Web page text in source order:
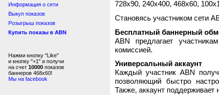
Информация о сети
Выкуп показов
Розыгрыш показов
Купить показы в ABN
Нажми кнопку "Like"
и кнопку "+1" и получи
на счет 10000 показов
баннеров 468x60!
Мы на facebook
728x90, 240x400, 468x60,
Становясь участником сети
Бесплатный баннерный
ABN предлагает
комиссией.
Универсальный аккаунт
Каждый участник ABN
позволяющий быстро
Также, аккаунт поддерживает